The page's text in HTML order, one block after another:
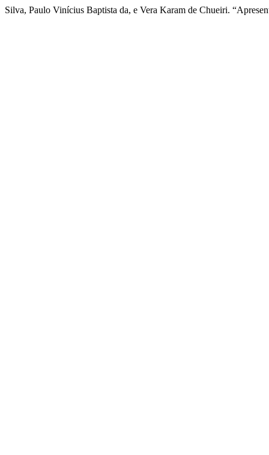
Silva, Paulo Vinícius Baptista da, e Vera Karam de Chueiri.